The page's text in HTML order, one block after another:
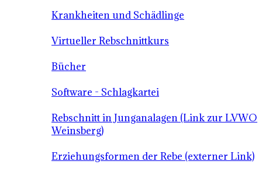
Krankheiten und Schädlinge
Virtueller Rebschnittkurs
Bücher
Software - Schlagkartei
Rebschnitt in Junganalagen (Link zur LVWO
Weinsberg)
Erziehungsformen der Rebe (externer Link)